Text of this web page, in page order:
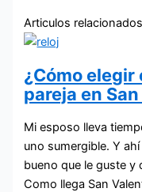
Articulos relacionados
¿Cómo elegir
pareja en
Mi esposo lleva
uno sumergible. Y
bueno que le guste y
Como llega San